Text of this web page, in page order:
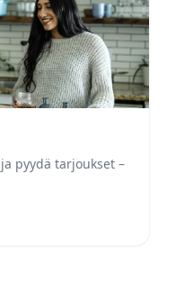
pyydä tarjoukset –